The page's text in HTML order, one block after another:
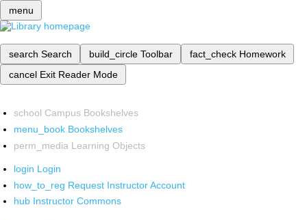
menu
search Search build_circle Toolbar fact_check Homework
cancel Exit Reader Mode
school Campus Bookshelves
menu_book Bookshelves
perm_media Learning Objects
login Login
how_to_reg Request Instructor Account
hub Instructor Commons